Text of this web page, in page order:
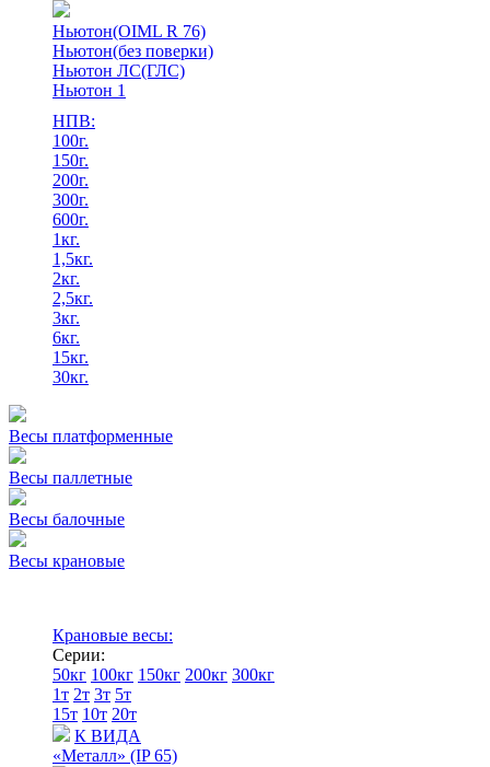
Ньютон(OIML R 76)
Ньютон(без поверки)
Ньютон ЛС(ГЛС)
Ньютон 1
НПВ:
100г.
150г.
200г.
300г.
600г.
1кг.
1,5кг.
2кг.
2,5кг.
3кг.
6кг.
15кг.
30кг.
Весы платформенные
Весы паллетные
Весы балочные
Весы крановые
Крановые весы:
Серии:
50кг 100кг 150кг 200кг 300кг
1т 2т 3т 5т
15т 10т 20т
К ВИДА
«Металл» (IP 65)